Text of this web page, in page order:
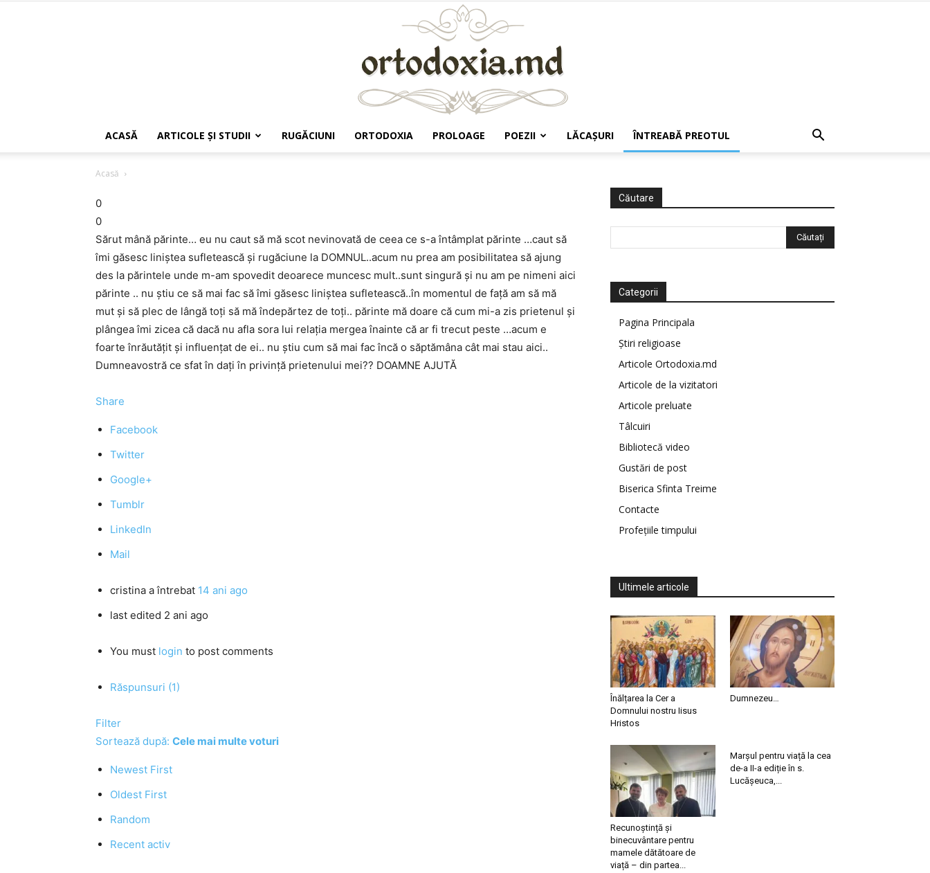
ACASĂ ARTICOLE ŞI STUDII RUGĂCIUNI ORTODOXIA PROLOAGE POEZII LĂCAŞURI ÎNTREABĂ PREOTUL
Acasă
0
0
Sărut mână părinte… eu nu caut să mă scot nevinovată de ceea ce s-a întâmplat părinte …caut să
îmi găsesc liniștea sufletească și rugăciune la DOMNUL..acum nu prea am posibilitatea să ajung
des la părintele unde m-am spovedit deoarece muncesc mult..sunt singură și nu am pe nimeni aici
părinte .. nu știu ce să mai fac să îmi găsesc liniștea sufletească..în momentul de față am să mă
mut și să plec de lângă toți să mă îndepărtez de toți.. părinte mă doare că cum mi-a zis prietenul și
plângea îmi zicea că dacă nu afla sora lui relația mergea înainte că ar fi trecut peste …acum e
foarte înrăutățit și influențat de ei.. nu știu cum să mai fac încă o săptămâna cât mai stau aici..
Dumneavostră ce sfat în dați în privință prietenului mei?? DOAMNE AJUTĂ
Share
Facebook
Twitter
Google+
Tumblr
LinkedIn
Mail
cristina a întrebat 14 ani ago
last edited 2 ani ago
You must login to post comments
Răspunsuri (1)
Filter
Sortează după: Cele mai multe voturi
Newest First
Oldest First
Random
Recent activ
Căutare
Categorii
Pagina Principala
Știri religioase
Articole Ortodoxia.md
Articole de la vizitatori
Articole preluate
Tâlcuiri
Bibliotecă video
Gustări de post
Biserica Sfinta Treime
Contacte
Profețiile timpului
Ultimele articole
Înălțarea la Cer a
Domnului nostru Iisus
Hristos
Dumnezeu…
Recunoștință și
binecuvântare pentru
mamele dătătoare de
viață – din partea...
Marșul pentru viață la cea
de-a II-a ediție în s.
Lucășeuca,...